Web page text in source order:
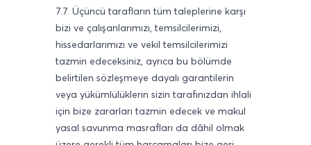
7.7. Üçüncü tarafların tüm taleplerine karşı
bizi ve çalışanlarımızı, temsilcilerimizi,
hissedarlarımızı ve vekil temsilcilerimizi
tazmin edeceksiniz, ayrıca bu bölümde
belirtilen sözleşmeye dayalı garantilerin
veya yükümlülüklerin sizin tarafınızdan ihlali
için bize zararları tazmin edecek ve makul
yasal savunma masrafları da dâhil olmak